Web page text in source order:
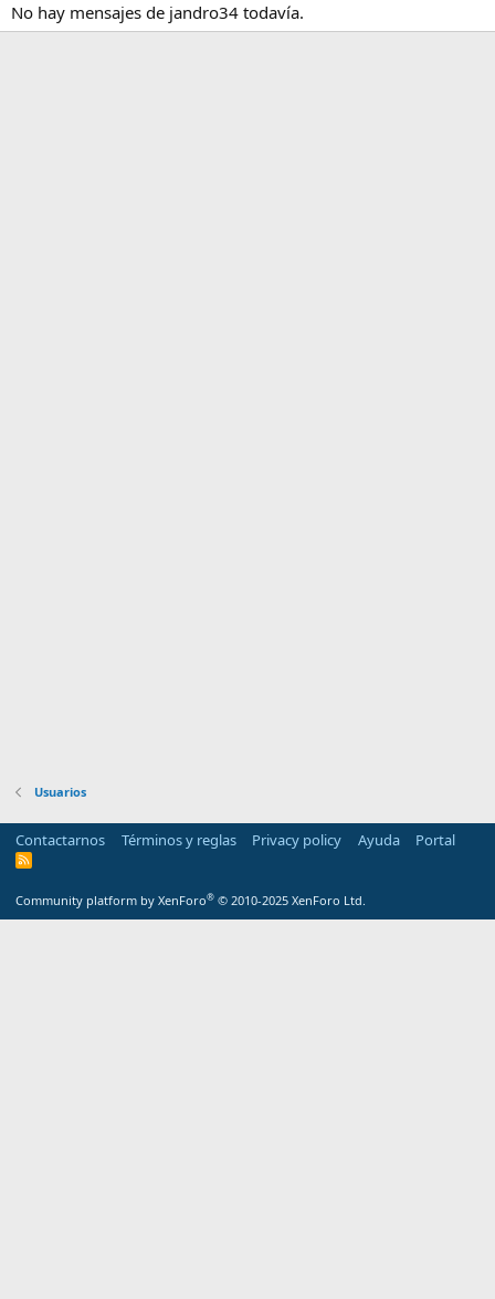
No hay mensajes de jandro34 todavía.
Usuarios
Contactarnos Términos y reglas Privacy policy Ayuda Portal
R
Community platform by XenForo® © 2010-2025 XenForo Ltd.